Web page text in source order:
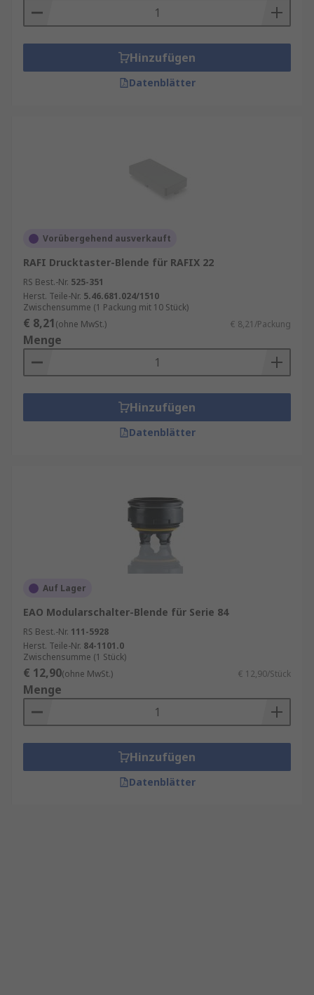
Hinzufügen
Datenblätter
Vorübergehend ausverkauft
RAFI Drucktaster-Blende für RAFIX 22
RS Best.-Nr. 525-351
Herst. Teile-Nr. 5.46.681.024/1510
Zwischensumme (1 Packung mit 10 Stück)
€ 8,21(ohne MwSt.) € 8,21/Packung
Menge
Hinzufügen
Datenblätter
Auf Lager
EAO Modularschalter-Blende für Serie 84
RS Best.-Nr. 111-5928
Herst. Teile-Nr. 84-1101.0
Zwischensumme (1 Stück)
€ 12,90(ohne MwSt.) € 12,90/Stück
Menge
Hinzufügen
Datenblätter